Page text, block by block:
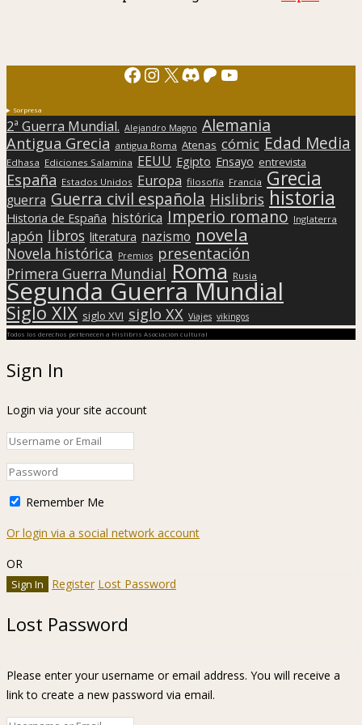
Facebook
Instagram
X Discord
Patreon
YouTube
Sorpresa
2ª Guerra Mundial. Alejandro Magno Alemania
Antigua Grecia antigua Roma Atenas cómic Edad Media
Edhasa Ediciones Salamina EEUU Egipto Ensayo entrevista
España Estados Unidos Europa filosofía Francia Grecia
guerra Guerra civil española Hislibris historia
Historia de España histórica Imperio romano Inglaterra
Japón libros literatura nazismo novela
Novela histórica Premios presentación
Primera Guerra Mundial Roma Rusia
Segunda Guerra Mundial
Siglo XIX siglo XVI siglo XX Viajes vikingos
Todos los derechos pertenecen a Hislibris Asociación cultural
Sign In
Login via your site account
Remember Me
Or login via a social network account
OR
Register Lost Password
Lost Password
Please enter your username or email address. You will receive a
link to create a new password via email.